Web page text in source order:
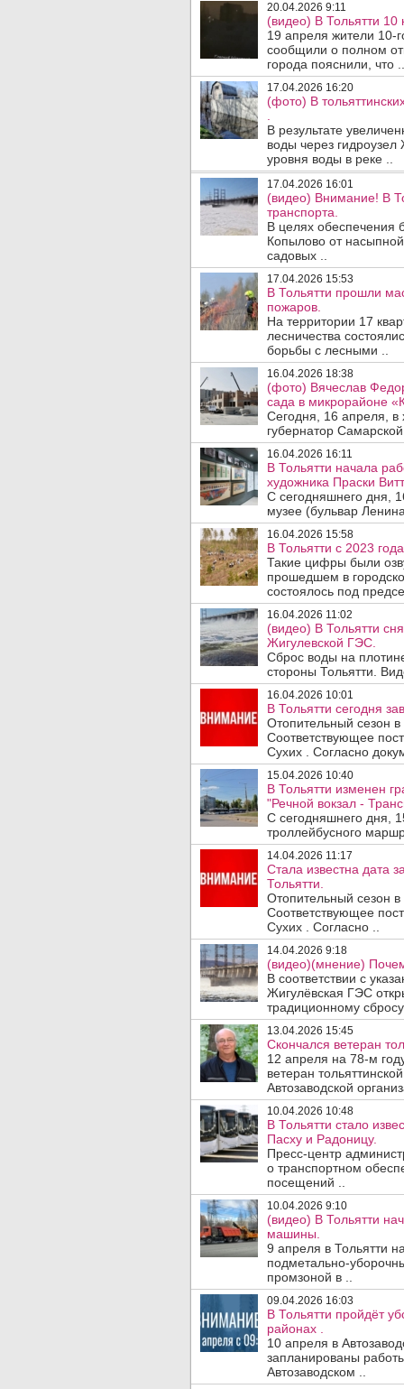
20.04.2026 9:11
(видео) В Тольятти 10
19 апреля жители 10-
сообщили о полном
города пояснили, что ..
17.04.2026 16:20
(фото) В
В результате
воды через
уровня воды в реке ..
17.04.2026 16:01
(видео) Внимание! В
транспорта.
В целях обеспечения
Копылово от
садовых ..
17.04.2026 15:53
В Тольятти прошли
пожаров.
На территории 17
лесничества
борьбы с лесными ..
16.04.2026 18:38
(фото) Вячеслав
сада в микрорайоне
Сегодня, 16 апреля, в
губернатор
16.04.2026 16:11
В Тольятти начала
художника Праски
С сегодняшнего дня,
музее (бульвар
16.04.2026 15:58
В Тольятти с 2023
Такие цифры были
прошедшем в
состоялось под
16.04.2026 11:02
(видео) В Тольятти
Жигулевской ГЭС.
Сброс воды на
стороны Тольятти.
16.04.2026 10:01
В Тольятти сегодня
Отопительный сезон
Соответствующее
Сухих . Согласно
15.04.2026 10:40
В Тольятти изменен
"Речной вокзал -
С сегодняшнего дня,
троллейбусного
14.04.2026 11:17
Стала известна дата
Тольятти.
Отопительный сезон в
Соответствующее
Сухих . Согласно ..
14.04.2026 9:18
(видео)(мнение)
В соответствии с
Жигулёвская ГЭС
традиционному
13.04.2026 15:45
Скончался ветеран
12 апреля на 78-м
ветеран
Автозаводской
10.04.2026 10:48
В Тольятти стало
Пасху и Радоницу.
Пресс-центр
о транспортном
посещений ..
10.04.2026 9:10
(видео) В Тольятти
машины.
9 апреля в Тольятти
подметально-
промзоной в ..
09.04.2026 16:03
В Тольятти пройдёт
районах .
10 апреля в
запланированы
Автозаводском ..